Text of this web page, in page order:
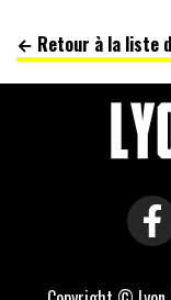
← Retour à la liste